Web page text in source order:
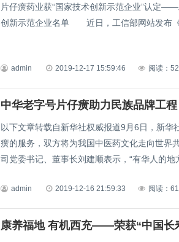
片仔癀药业获“国家技术创新示范企业”认定
创新示范企业名单 近日，工信部网站发布《
admin 2019-12-17 15:59:46 阅读：
中华老字号片仔癀助力民族品牌工程
以下文章转载自新华社权威报道9月6日，新华
癀的服务，双方将为我国中医药文化走向世界
司党委书记、董事长刘建顺表示，“有华人的地
admin 2019-12-16 21:59:33 阅读：
康养福地 有机西充——荣获“中国长